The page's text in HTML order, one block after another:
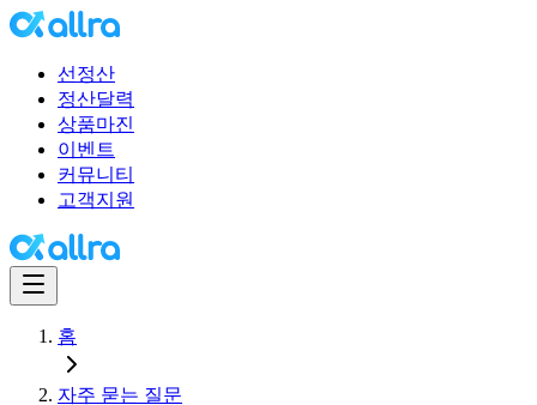
선정산
정산달력
상품마진
이벤트
커뮤니티
고객지원
홈
자주 묻는 질문